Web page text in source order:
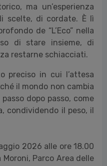
ma un’esperienza
scelte, di cordate. È lì
de “L’Eco” nella
di stare insieme, di
restarne schiacciati.
preciso in cui l’attesa
il mondo non cambia
dopo passo, come
condividendo il peso, il
2026 alle ore 18.00
Parco Area delle